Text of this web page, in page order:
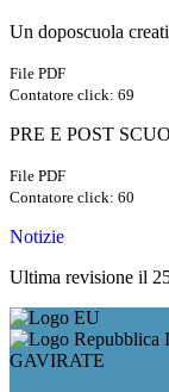
Un doposcuola
File PDF
Contatore click: 69
PRE E POST
File PDF
Contatore click: 60
Notizie
Ultima revisione il
GAVIRATE